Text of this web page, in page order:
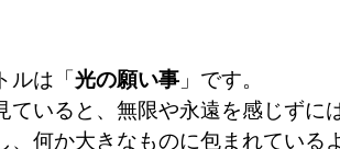
ルは「光の願い事 」です。
ていると、無限や永遠を感じずに
、何か大きなものに包まれている